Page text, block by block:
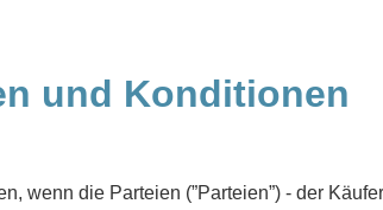
und Konditionen
wenn die Parteien (”Parteien”) - der